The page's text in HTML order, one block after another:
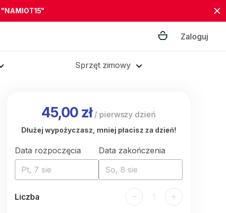
"NAMIOT15"
Zaloguj
Sprzęt zimowy
45,00 zł/ pierwszy dzień
Dłużej wypożyczasz, mniej płacisz za dzień!
Data rozpoczęcia
Pt, 7 sie
Data zakończenia
So, 8 sie
Liczba - 1 +